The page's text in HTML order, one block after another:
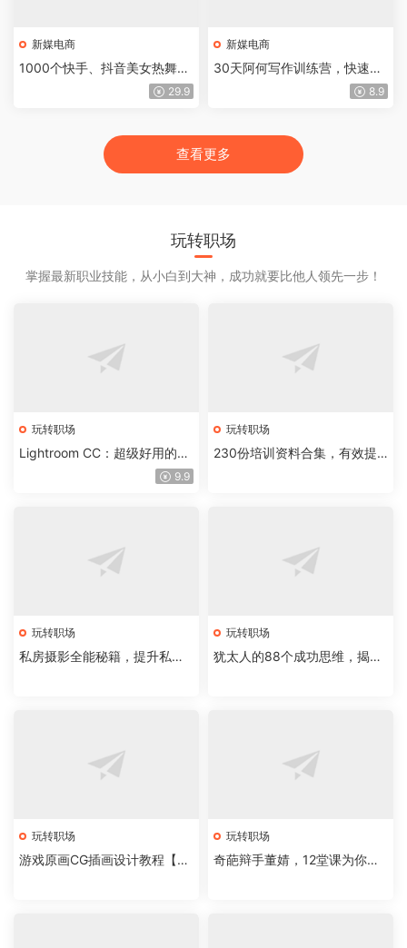
新媒电商
1000个快手、抖音美女热舞短
29.9
新媒电商
30天阿何写作训练营，快速成
为月入过万的新媒体作者
8.9
查看更多
玩转职场
掌握最新职业技能，从小白到大神，成功就要比他人领先一步！
玩转职场
Lightroom CC：超级好用的摄
9.9
玩转职场
230份培训资料合集，有效提
玩转职场
私房摄影全能秘籍，提升私房
玩转职场
犹太人的88个成功思维，揭开
玩转职场
游戏原画CG插画设计教程【名
玩转职场
奇葩辩手董婧，12堂课为你精